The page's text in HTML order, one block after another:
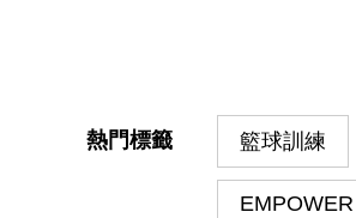
熱門標籤 籃球訓練
EMPOWER